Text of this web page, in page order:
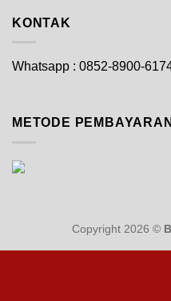
KONTAK
Whatsapp : 0852-8900-
METODE PEMBAYARAN
Copyright 2026 ©